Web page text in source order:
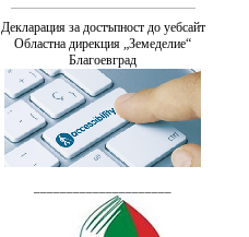
Декларация за достъпност до уебсайт
Областна дирекция „Земеделие“
Благоевград